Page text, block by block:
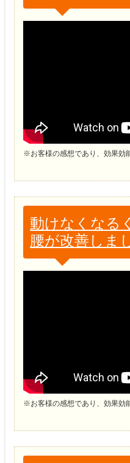
※お客様の感想であり、効果効
動けなくなる
腰が改善しま
※お客様の感想であり、効果効